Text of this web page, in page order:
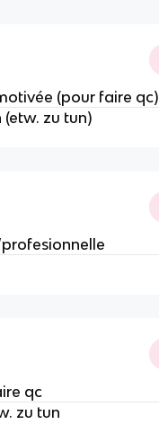
(pour faire qc)
zu tun)
qc
zu tun